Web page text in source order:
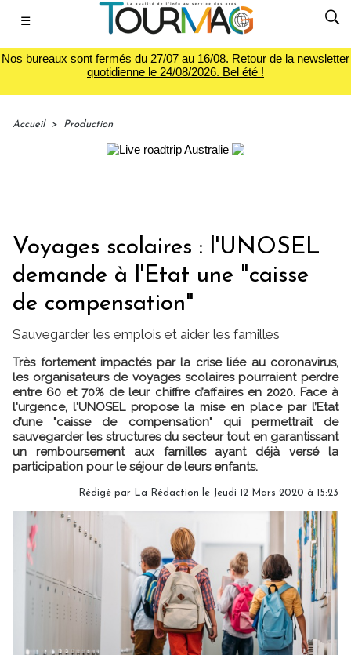
☰
Nos bureaux sont fermés du 27/07 au 16/08. Retour de la newsletter
quotidienne le 24/08/2026. Bel été !
Accueil > Production
Voyages scolaires : l'UNOSEL
demande à l'Etat une "caisse
de compensation"
Sauvegarder les emplois et aider les familles
Très fortement impactés par la crise liée au coronavirus,
les organisateurs de voyages scolaires pourraient perdre
entre 60 et 70% de leur chiffre d’affaires en 2020. Face à
l'urgence, l'UNOSEL propose la mise en place par l’Etat
d’une "caisse de compensation" qui permettrait de
sauvegarder les structures du secteur tout en garantissant
un remboursement aux familles ayant déjà versé la
participation pour le séjour de leurs enfants.
Rédigé par La Rédaction le Jeudi 12 Mars 2020 à 15:23